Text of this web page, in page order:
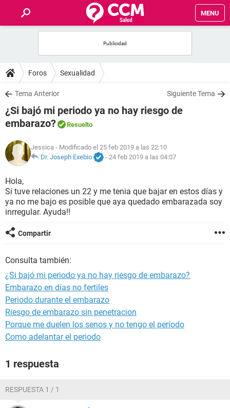
MENU
FOROS
SALUD
FAMILIA
NUTRICIÓN
SEXUALIDAD
Foros Sexualidad
Tema Anterior Siguiente Tema
¿Si bajó mi periodo ya no hay riesgo de
embarazo?
Resuelto
Jessica - Modificado el 25 feb 2019 a las 22:10
Dr. Joseph Exebio
- 24 feb 2019 a las 04:07
Hola,
Si tuve relaciones un 22 y me tenia que bajar en estos días y
ya no me bajo es posible que aya quedado embarazada soy
inrregular. Ayuda!!
Compartir
Consulta también:
¿Si bajó mi periodo ya no hay riesgo de embarazo?
Embarazo en días no fertiles
Periodo durante el embarazo
Riesgo de embarazo sin penetracion
Porque me duelen los senos y no tengo el período
Como adelantar el periodo
1 respuesta
RESPUESTA 1 / 1